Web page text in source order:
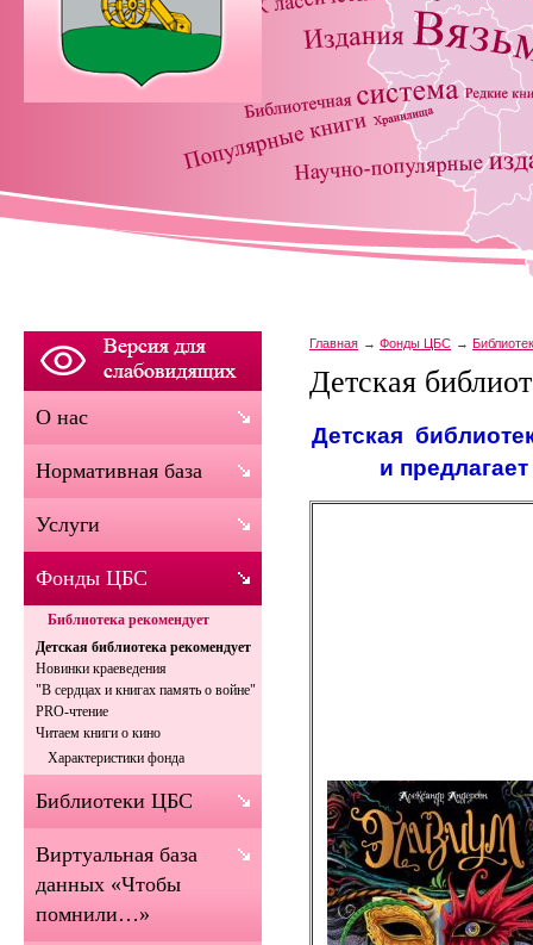
Главная Фонды ЦБС
Детская
Детская
и
О нас
Нормативная база
Услуги
Фонды ЦБС
Библиотека рекомендует
Детская библиотека рекомендует
Новинки краеведения
"В сердцах и книгах память о войне"
PRO-чтение
Читаем книги о кино
Характеристики фонда
Библиотеки ЦБС
Виртуальная база
данных «Чтобы
помнили…»